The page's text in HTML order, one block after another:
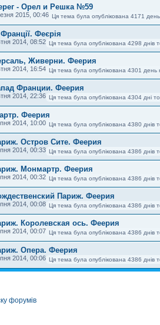
- Орел и Решка №59
2015, 00:46 Ця тема була опублікована 4171
Феєрія
2014, 08:52 Ця тема була опублікована 4298 днів
Живерни. Феерия
2014, 16:54 Ця тема була опублікована 4301 день
Франции. Феерия
2014, 22:36 Ця тема була опублікована 4304 дні
Феерия
2014, 10:00 Ця тема була опублікована 4380 днів
Остров Сите. Феерия
2014, 00:33 Ця тема була опублікована 4386 днів
Монмартр. Феерия
2014, 00:32 Ця тема була опублікована 4386 днів
Париж. Феерия
2014, 00:08 Ця тема була опублікована 4386 днів
Королевская ось. Феерия
2014, 00:07 Ця тема була опублікована 4386 днів
Опера. Феерия
2014, 00:06 Ця тема була опублікована 4386 днів
форумів